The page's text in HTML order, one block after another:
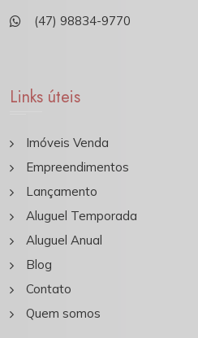
(47) 98834-9770
Links úteis
Imóveis Venda
Empreendimentos
Lançamento
Aluguel Temporada
Aluguel Anual
Blog
Contato
Quem somos